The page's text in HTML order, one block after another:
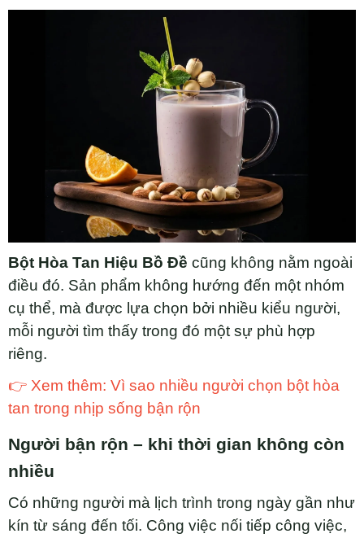
Bột Hòa Tan Hiệu Bồ Đề cũng không nằm ngoài
điều đó. Sản phẩm không hướng đến một nhóm
cụ thể, mà được lựa chọn bởi nhiều kiểu người,
mỗi người tìm thấy trong đó một sự phù hợp
riêng.
👉 Xem thêm: Vì sao nhiều người chọn bột hòa
tan trong nhịp sống bận rộn
Người bận rộn – khi thời gian không còn
nhiều
Có những người mà lịch trình trong ngày gần như
kín từ sáng đến tối. Công việc nối tiếp công việc,